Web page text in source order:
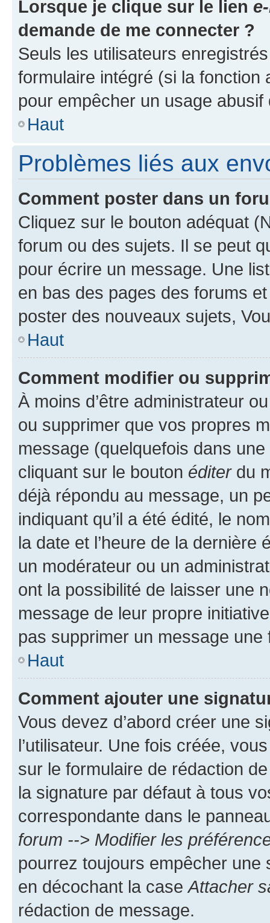
Lorsque je clique sur le lien
demande de me connecter ?
Seuls les utilisateurs
formulaire intégré (si la fonction
pour empêcher un usage
Haut
Problèmes liés aux
Comment poster dans un
Cliquez sur le bouton adéquat
forum ou des sujets. Il se peut
pour écrire un message. Une
en bas des pages des forums
poster des nouveaux sujets,
Haut
Comment modifier ou
À moins d’être administrateur
ou supprimer que vos propres
message (quelquefois dans
cliquant sur le bouton éditerdu
déjà répondu au message, un
indiquant qu’il a été édité, le
la date et l’heure de la dernière
un modérateur ou un
ont la possibilité de laisser une
message de leur propre
pas supprimer un message une
Haut
Comment ajouter une
Vous devez d’abord créer une
l’utilisateur. Une fois créée,
sur le formulaire de rédaction
la signature par défaut à tous
correspondante dans le
forum --> Modifier les
pourrez toujours empêcher une
en décochant la caseAttacher
rédaction de message.